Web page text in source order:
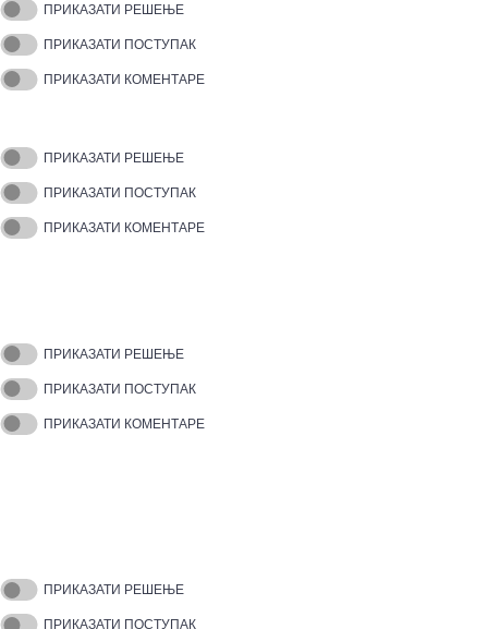
ПРИКАЗАТИ РЕШЕЊЕ
ПРИКАЗАТИ ПОСТУПАК
ПРИКАЗАТИ КОМЕНТАРЕ
ПРИКАЗАТИ РЕШЕЊЕ
ПРИКАЗАТИ ПОСТУПАК
ПРИКАЗАТИ КОМЕНТАРЕ
ПРИКАЗАТИ РЕШЕЊЕ
ПРИКАЗАТИ ПОСТУПАК
ПРИКАЗАТИ КОМЕНТАРЕ
ПРИКАЗАТИ РЕШЕЊЕ
ПРИКАЗАТИ ПОСТУПАК